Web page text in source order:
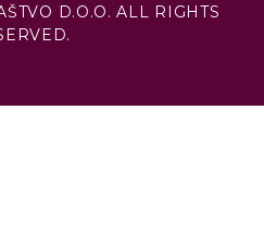
D.O.O. ALL RIGHTS